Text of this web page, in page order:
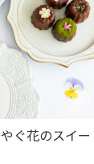
ぐ花のスイー